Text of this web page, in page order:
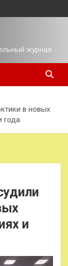
журнал.
в новых
года
и